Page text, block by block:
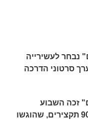
נבחר לעשירייה
סרטוני הדרכה
זכה השבוע
(10.11.2025) בהישג יוקרתי – מתוך 90 תקצירים, שהוגשו